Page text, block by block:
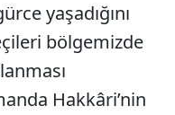
yaşadığını
bölgemizde
Hakkâri’nin